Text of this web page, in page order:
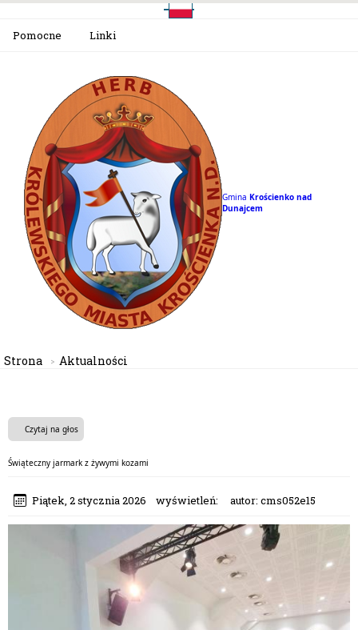
Pomocne Linki
Gmina Krościenko nad
Dunajcem
Strona Aktualności
Czytaj na głos
Świąteczny jarmark z żywymi kozami
Piątek, 2 stycznia 2026 wyświetleń: autor: cms052e15